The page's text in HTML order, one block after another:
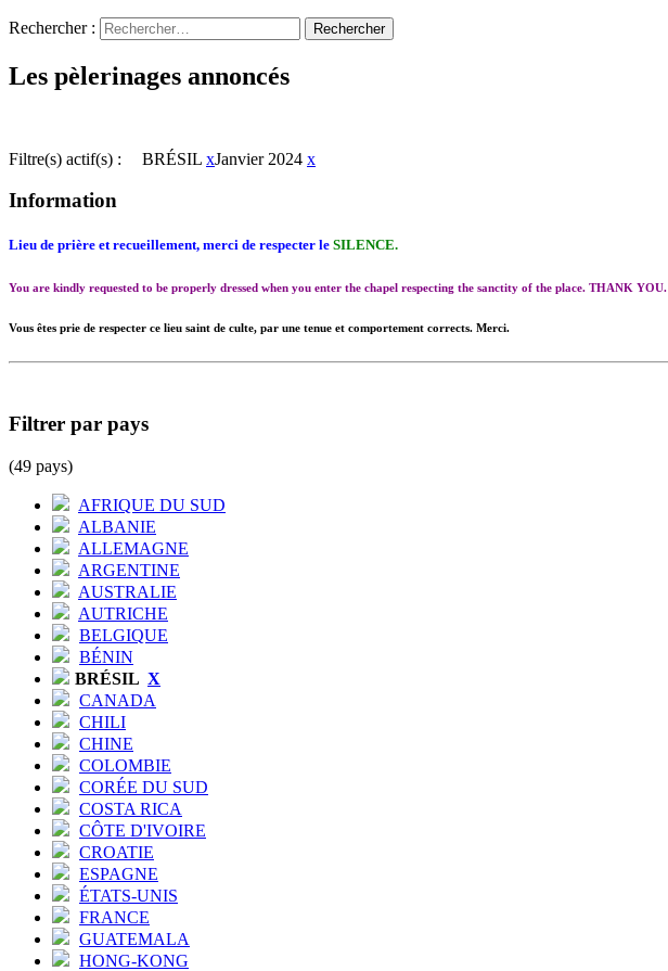
Rechercher :
Les pèlerinages annoncés
Filtre(s) actif(s) : BRÉSIL xJanvier 2024 x
Information
Lieu de prière et recueillement, merci de respecter le SILENCE.
You are kindly requested to be properly dressed when you enter the chapel respecting the sanctity of the place. THANK YOU.
Vous êtes prie de respecter ce lieu saint de culte, par une tenue et comportement corrects. Merci.
Filtrer par pays
(49 pays)
AFRIQUE DU SUD
ALBANIE
ALLEMAGNE
ARGENTINE
AUSTRALIE
AUTRICHE
BELGIQUE
BÉNIN
BRÉSIL X
CANADA
CHILI
CHINE
COLOMBIE
CORÉE DU SUD
COSTA RICA
CÔTE D'IVOIRE
CROATIE
ESPAGNE
ÉTATS-UNIS
FRANCE
GUATEMALA
HONG-KONG